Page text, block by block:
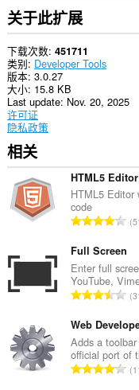
messages
with
programs
other
than
Opera.
此
扩
展
可
访
问
的
标
签
活
动。
关于此扩展
下载次数 451711
类别 Developer Tools
版本 3.0.27
大小 15.8 KB
Last update Nov. 20, 2025
许可证
隐私政策
相关
HTML5 Editor
HTML5 Editor
code
总
分
次
数
：
Full Screen
Enter full
YouTube,
总
分
次
数
：
Web
Adds a
official port of
总